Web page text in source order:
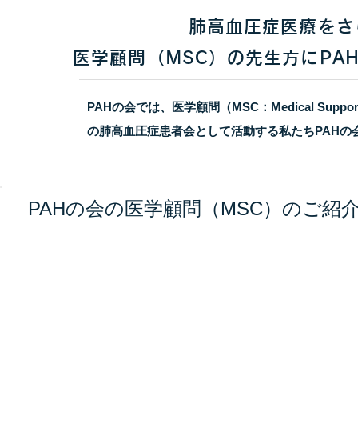
肺高血圧症医療を
医学顧問（MSC）の先生方に
PAHの会では、医学顧問（MSC：Medical
の肺高血圧症患者会として活動する私たちPAH
PAHの会の医学顧問（MSC）のご紹